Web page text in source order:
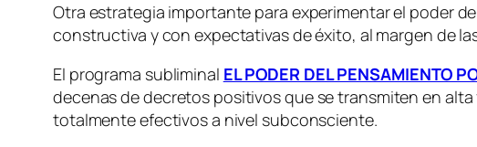
Otra estrategia importante para experimentar el poder
constructiva y con expectativas de éxito, al margen de
El programa subliminal EL PODER DEL PENSAMIENTO
decenas de decretos positivos que se transmiten en
totalmente efectivos a nivel subconsciente.